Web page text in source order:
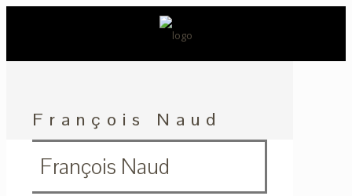
François Naud
François Naud